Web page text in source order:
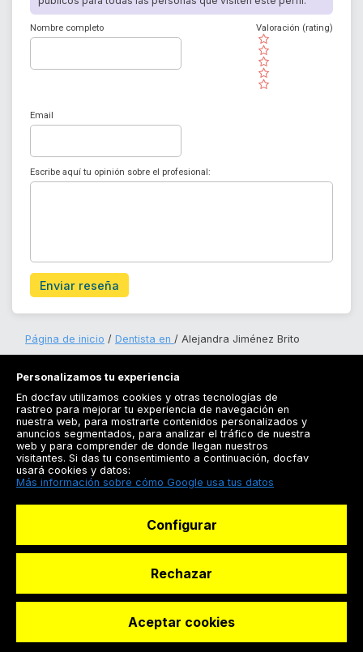
Solicitar reserva
Nombre completo
( )
( )
( )
( )
( )
Valoración (rating)
Email
Escribe aquí tu opinión sobre el profesional:
Enviar reseña
Página de inicio Dentista en Alejandra Jiménez Brito
Registrarse
Docfav
© Dashboard Technologies S.L
Personalizamos tu experiencia
En docfav utilizamos cookies y otras tecnologías de
rastreo para mejorar tu experiencia de navegación en
nuestra web, para mostrarte contenidos personalizados y
anuncios segmentados, para analizar el tráfico de nuestra
web y para comprender de donde llegan nuestros
visitantes. Si das tu consentimiento a continuación, docfav
usará cookies y datos:
Más información sobre cómo Google usa tus datos
Configurar
Rechazar
Aceptar cookies